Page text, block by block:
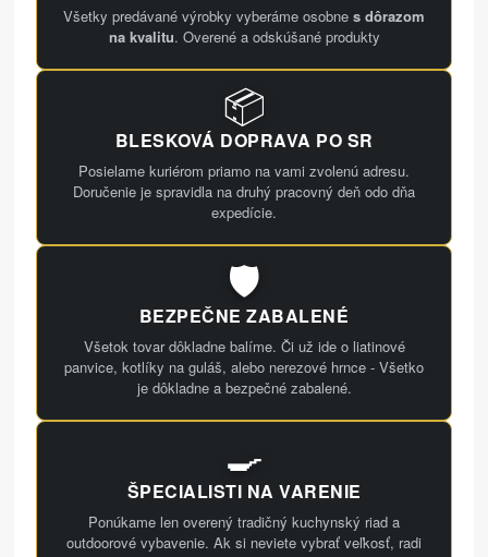
Všetky predávané výrobky vyberáme osobne s dôrazom
na kvalitu. Overené a odskúšané produkty
📦
BLESKOVÁ DOPRAVA PO SR
Posielame kuriérom priamo na vami zvolenú adresu.
Doručenie je spravidla na druhý pracovný deň odo dňa
expedície.
🛡️
BEZPEČNE ZABALENÉ
Všetok tovar dôkladne balíme. Či už ide o liatinové
panvice, kotlíky na guláš, alebo nerezové hrnce - Všetko
je dôkladne a bezpečné zabalené.
🍳
ŠPECIALISTI NA VARENIE
Ponúkame len overený tradičný kuchynský riad a
outdoorové vybavenie. Ak si neviete vybrať veľkosť, radi